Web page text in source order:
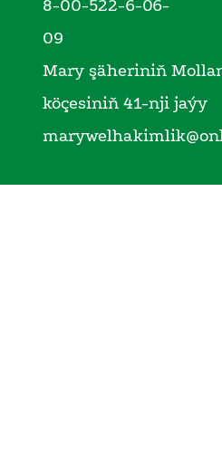
8-00-522-6-06-
09
Mary şäheriniň
köçesiniň 41-nji jaýy